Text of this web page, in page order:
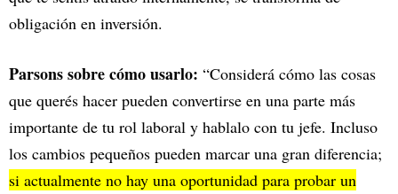
obligación en inversión.
Parsons sobre cómo usarlo: “Considerá cómo las cosas
que querés hacer pueden convertirse en una parte más
importante de tu rol laboral y hablalo con tu jefe. Incluso
los cambios pequeños pueden marcar una gran diferencia;
si actualmente no hay una oportunidad para probar un